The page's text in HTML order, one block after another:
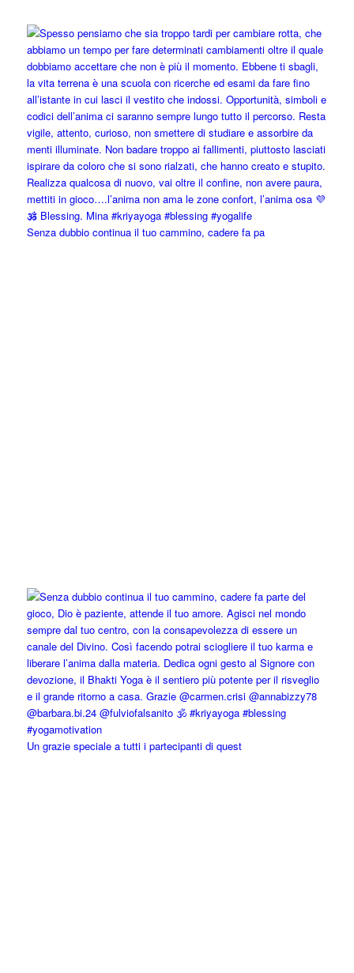
Senza dubbio continua il tuo cammino, cadere fa pa
Un grazie speciale a tutti i partecipanti di quest